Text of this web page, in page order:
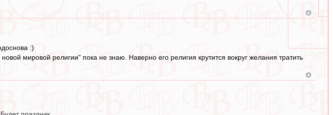
:)
мировой религии" пока не знаю. Наверно его религия крутится вокруг желания тратить